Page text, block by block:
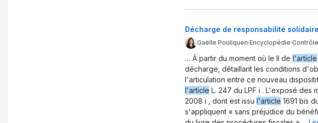
Décharge de responsabilité solidaire
Gaëlle Pouliquen·Encyclopédie·
… À partir du moment où le II de l'article
décharge, détaillant les conditions
l'articulation entre ce nouveau
l'article L. 247 du LPF i . L'exposé des
2008 i , dont est issu l'article 1691 bis
s'appliquent « sans préjudice du